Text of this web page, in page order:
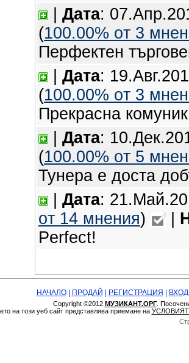
Дата:
(100.00% oт 3
Перфектен
Дата:
(100.00% oт 3
Прекрасна
Дата:
(100.00% oт 5
Тунера е доста
Дата:
oт 14 мнения)
Perfect!
НАЧАЛО| ПРОДАЙ РЕГИСТРАЦИЯ ВХОД
Copyright ©2012 МУЗИКАНТ.ОРГ.
на този уеб сайт представлява приемане на